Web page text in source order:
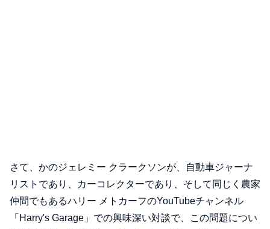
さて、かのジェレミー クラークソンが、自動車ジャーナ
リストであり、カーコレクターであり、そして同じく農家
仲間でもあるハリー メトカーフのYouTubeチャンネル
「Harry's Garage」での興味深い対談で、この問題につい